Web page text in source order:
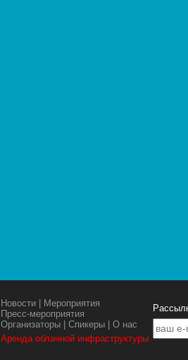
Новости | Мероприятия
Пресс-мероприятия
Организаторы |Спикеры |О нас
Аренда облачной инфраструктуры